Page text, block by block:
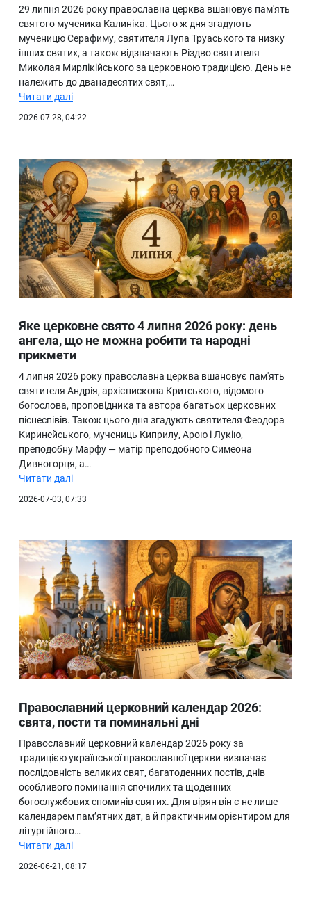
29 липня 2026 року православна церква вшановує пам'ять
святого мученика Калиніка. Цього ж дня згадують
мученицю Серафиму, святителя Лупа Труаського та низку
інших святих, а також відзначають Різдво святителя
Миколая Мирлікійського за церковною традицією. День не
належить до дванадесятих свят,…
Читати далі
2026-07-28, 04:22
Яке церковне свято 4 липня 2026 року: день
ангела, що не можна робити та народні
прикмети
4 липня 2026 року православна церква вшановує пам'ять
святителя Андрія, архієпископа Критського, відомого
богослова, проповідника та автора багатьох церковних
піснеспівів. Також цього дня згадують святителя Феодора
Киринейського, мучениць Киприлу, Арою і Лукію,
преподобну Марфу — матір преподобного Симеона
Дивногорця, а…
Читати далі
2026-07-03, 07:33
Православний церковний календар 2026:
свята, пости та поминальні дні
Православний церковний календар 2026 року за
традицією української православної церкви визначає
послідовність великих свят, багатоденних постів, днів
особливого поминання спочилих та щоденних
богослужбових споминів святих. Для вірян він є не лише
календарем пам’ятних дат, а й практичним орієнтиром для
літургійного…
Читати далі
2026-06-21, 08:17